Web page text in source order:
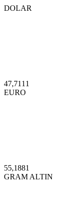
DOLAR
47,7111
EURO
55,1881
GRAM ALTIN